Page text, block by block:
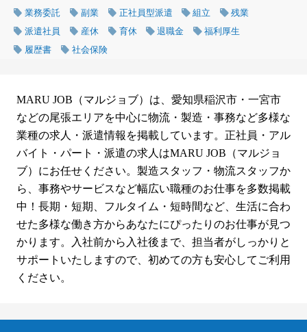
業務委託
副業 正社員型派遣 組立
残業
派遣社員
産休 育休 退職金
福利厚生
履歴書
社会保険
MARU JOB（マルジョブ）は、愛知県稲沢市・一宮市
などの尾張エリアを中心に物流・製造・事務など多様な
業種の求人・派遣情報を掲載しています。正社員・アル
バイト・パート・派遣の求人はMARU JOB（マルジョ
ブ）にお任せください。製造スタッフ・物流スタッフか
ら、事務やサービスなど幅広い職種のお仕事を多数掲載
中！長期・短期、フルタイム・短時間など、生活に合わ
せた多様な働き方からあなたにぴったりのお仕事が見つ
かります。入社前から入社後まで、担当者がしっかりと
サポートいたしますので、初めての方も安心してご利用
ください。